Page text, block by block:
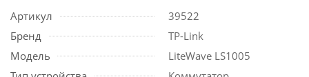
Артикул
39522
Бренд
TP-Link
Модель
LiteWave LS1005